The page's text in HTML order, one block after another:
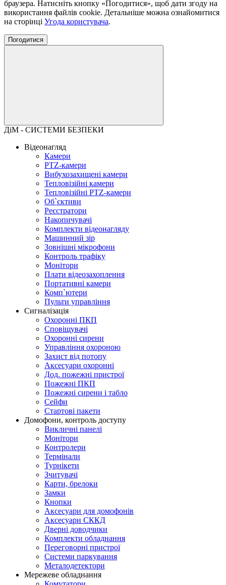
браузера. Натисніть кнопку «Погодитися», щоб дати згоду на
використання файлів cookie. Детальніше можна ознайомитися
на сторінці Угода користувача.
Погодитися
ДіМ - СИСТЕМИ БЕЗПЕКИ
Відеонагляд
Камери
PTZ-камери
Вибухозахищені камери
Тепловізійні камери
Тепловізійні PTZ-камери
Об`єктиви
Реєстратори
Накопичувачі
Комплекти відеонагляду
Машинний зір
Зовнішні мікрофони
Контроль трафіку
Монітори
Плати відеозахоплення
Портативні камери
Комп`ютери
Пульти управління
Сигналізація
Охоронні ПКП
Сповіщувачі
Охоронні сирени
Управління охороною
Захист від потопу
Аксесуари охоронні
Дод. пожежні пристрої
Пожежні ПКП
Пожежні сирени і табло
Сейфи
Стартові пакети
Домофони, контроль доступу
Викличні панелі
Монітори
Контролери
Термінали
Турнікети
Зчитувачі
Карти, брелоки
Замки
Кнопки
Аксесуари для домофонів
Аксесуари СККД
Дверні доводчики
Комплекти обладнання
Переговорні пристрої
Системи паркування
Металодетектори
Мережеве обладнання